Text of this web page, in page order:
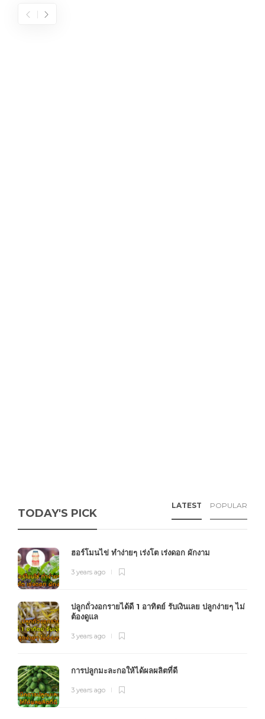
TODAY'S PICK
LATEST POPULAR
ฮอร์โมนไข่ ทำง่ายๆ เร่งโต เร่งดอก ผักงาม
3 years ago
ปลูกถั่วงอกรายได้ดี 1 อาทิตย์ รับเงินเลย ปลูกง่ายๆ ไม่
ต้องดูแล
3 years ago
การปลูกมะละกอให้ได้ผลผลิตที่ดี
3 years ago